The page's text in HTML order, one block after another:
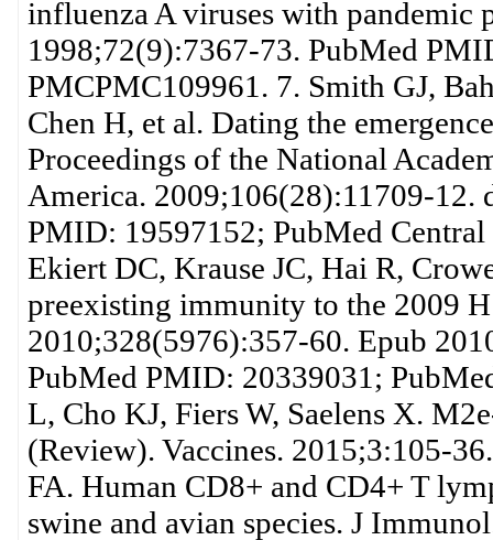
influenza A viruses with pandemic
1998;72(9):7367-73. PubMed
PMCPMC109961. 7. Smith GJ,
Chen H, et al. Dating the
Proceedings of the National
America. 2009;106(28):11709-12.
PMID: 19597152; PubMed
Ekiert DC, Krause JC, Hai R,
preexisting immunity to the 2009
2010;328(5976):357-60. Epub
PubMed PMID: 20339031;
L, Cho KJ, Fiers W, Saelens X.
(Review). Vaccines. 2015;3:105-
FA. Human CD8+ and CD4+ T
swine and avian species. J